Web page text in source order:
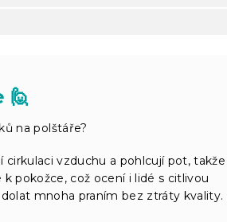
🙋
na polštáře?
cirkulaci vzduchu a pohlcují pot, takže
pokožce, což ocení i lidé s citlivou
mnoha praním bez ztráty kvality.